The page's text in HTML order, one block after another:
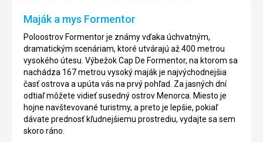
Maják a mys Formentor
Poloostrov Formentor je známy vďaka úchvatným,
dramatickým scenáriam, ktoré utvárajú až 400 metrou
vysokého útesu. Výbežok Cap De Formentor, na ktorom sa
nachádza 167 metrou vysoký maják je najvýchodnejšia
časť ostrova a upúta vás na prvý pohľad. Za jasných dní
odtiaľ môžete vidieť susedný ostrov Menorca. Miesto je
hojne navštevované turistmy, a preto je lepšie, pokiaľ
dávate prednosť kľudnejšiemu prostrediu, vydajte sa sem
skoro ráno.
architekt
Dan
Maples.
Ihrisko
bolo
označené
najkrajšie
Mallorke.
Môžete
botanických
záhrad
Európe,
rozlohu
150
000m2.
Môžete